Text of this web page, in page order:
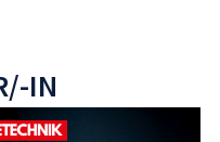
IN